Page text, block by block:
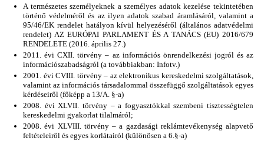
A természetes személyeknek a személyes adatok kezelése tekintetében
történő védelméről és az ilyen adatok szabad áramlásáról, valamint a
95/46/EK rendelet hatályon kívül helyezéséről (általános adatvédelmi
rendelet) AZ EURÓPAI PARLAMENT ÉS A TANÁCS (EU) 2016/679
RENDELETE (2016. április 27.)
2011. évi CXII. törvény – az információs önrendelkezési jogról és az
információszabadságról (a továbbiakban: Infotv.)
2001. évi CVIII. törvény – az elektronikus kereskedelmi szolgáltatások,
valamint az információs társadalommal összefüggő szolgáltatások egyes
kérdéseiről (főképp a 13/A. §-a)
2008. évi XLVII. törvény – a fogyasztókkal szembeni tisztességtelen
kereskedelmi gyakorlat tilalmáról;
2008. évi XLVIII. törvény – a gazdasági reklámtevékenység alapvető
feltételeiről és egyes korlátairól (különösen a 6.§-a)